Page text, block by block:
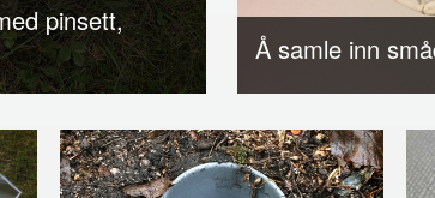
pinsett,
Å samle inn